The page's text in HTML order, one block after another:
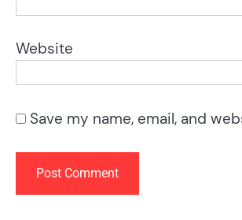
Website
Save my name, email, and